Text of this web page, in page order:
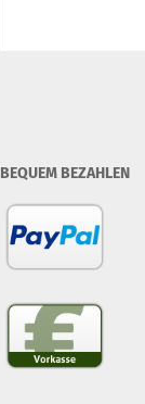
BEQUEM BEZAHLEN